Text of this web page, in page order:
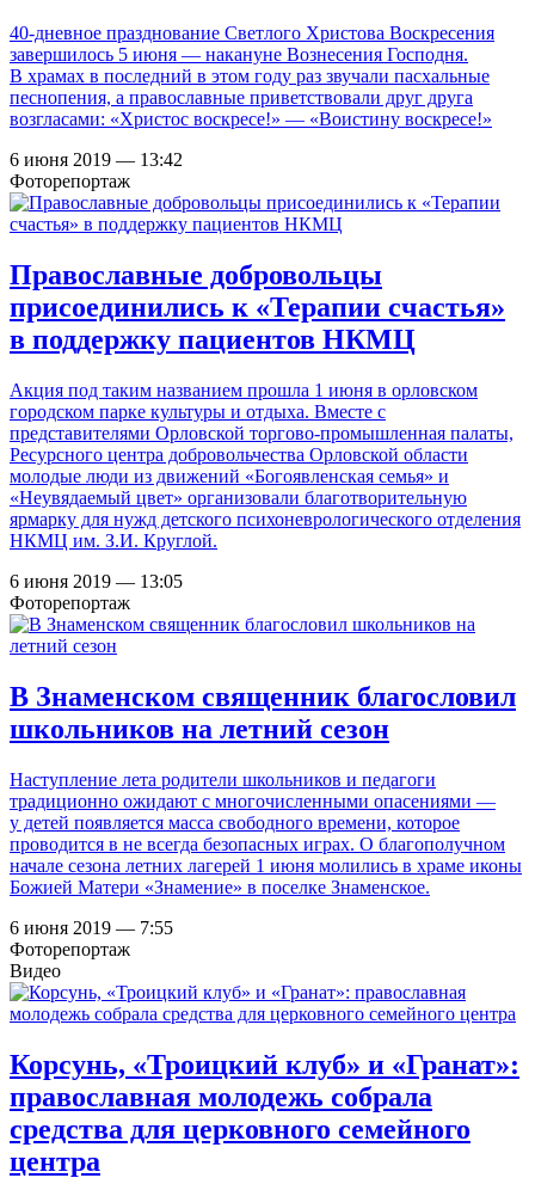
40-дневное празднование Светлого Христова Воскресения
завершилось 5 июня — накануне Вознесения Господня.
В храмах в последний в этом году раз звучали пасхальные
песнопения, а православные приветствовали друг друга
возгласами: «Христос воскресе!» — «Воистину воскресе!»
6 июня 2019 — 13:42
Фоторепортаж
Православные добровольцы
присоединились к «Терапии счастья»
в поддержку пациентов НКМЦ
Акция под таким названием прошла 1 июня в орловском
городском парке культуры и отдыха. Вместе с
представителями Орловской торгово-промышленная палаты,
Ресурсного центра добровольчества Орловской области
молодые люди из движений «Богоявленская семья» и
«Неувядаемый цвет» организовали благотворительную
ярмарку для нужд детского психоневрологического отделения
НКМЦ им. З.И. Круглой.
6 июня 2019 — 13:05
Фоторепортаж
В Знаменском священник благословил
школьников на летний сезон
Наступление лета родители школьников и педагоги
традиционно ожидают с многочисленными опасениями —
у детей появляется масса свободного времени, которое
проводится в не всегда безопасных играх. О благополучном
начале сезона летних лагерей 1 июня молились в храме иконы
Божией Матери «Знамение» в поселке Знаменское.
6 июня 2019 — 7:55
Фоторепортаж
Видео
Корсунь, «Троицкий клуб» и «Гранат»:
православная молодежь собрала
средства для церковного семейного
центра